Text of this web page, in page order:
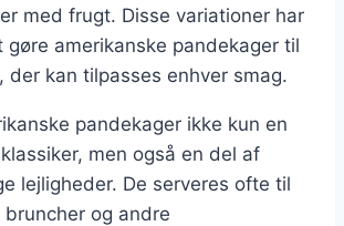
med frugt. Disse variationer har
amerikanske pandekager til
der kan tilpasses enhver smag.
pandekager ikke kun en
men også en del af
lejligheder. De serveres ofte til
og andre